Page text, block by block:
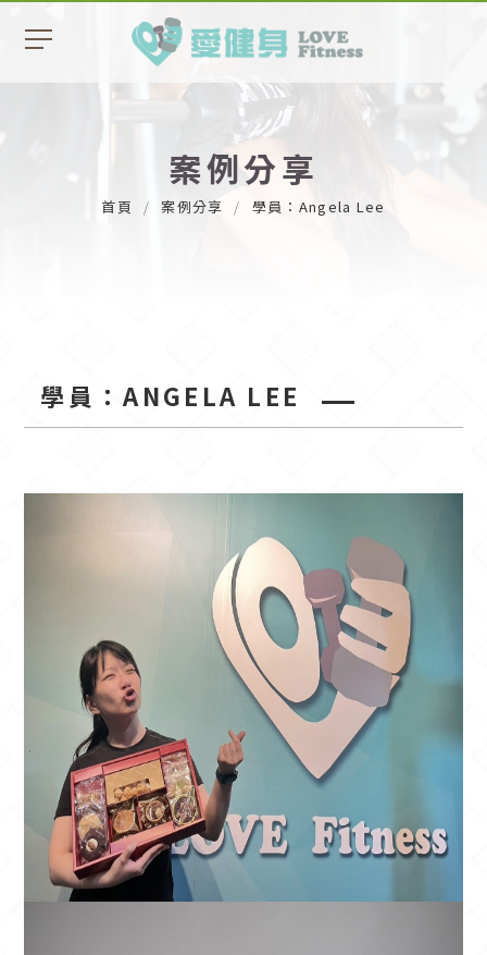
案例分享
首頁 案例分享 學員：Angela Lee
學員：ANGELA LEE